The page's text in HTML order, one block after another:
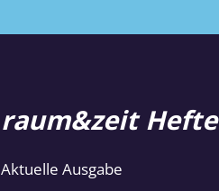
raum&zeit Hefte
Aktuelle Ausgabe